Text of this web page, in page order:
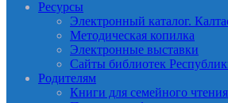
Ресурсы
Электронный каталог.
Методическая копилка
Электронные выставки
Сайты библиотек
Родителям
Книги для семейного чтения